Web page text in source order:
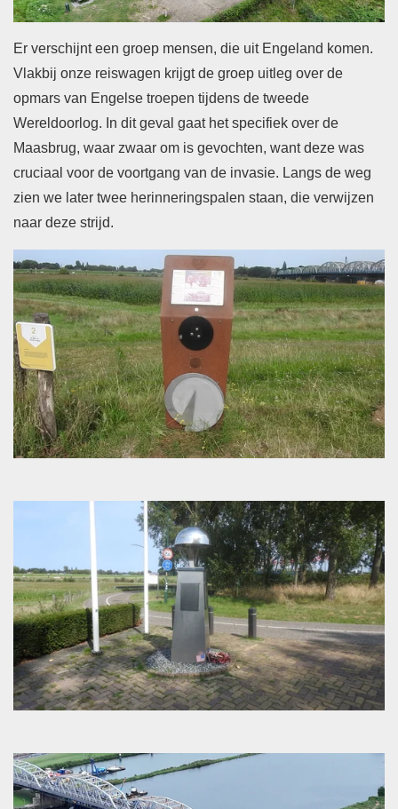
Er verschijnt een groep mensen, die uit Engeland komen.
Vlakbij onze reiswagen krijgt de groep uitleg over de
opmars van Engelse troepen tijdens de tweede
Wereldoorlog. In dit geval gaat het specifiek over de
Maasbrug, waar zwaar om is gevochten, want deze was
cruciaal voor de voortgang van de invasie. Langs de weg
zien we later twee herinneringspalen staan, die verwijzen
naar deze strijd.